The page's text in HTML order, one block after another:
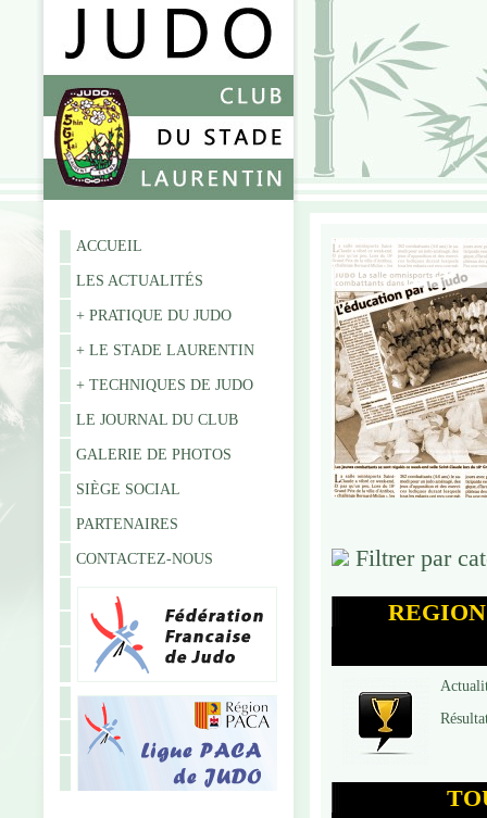
ACCUEIL
LES ACTUALITÉS
+ PRATIQUE DU JUDO
+ LE STADE LAURENTIN
+ TECHNIQUES DE JUDO
LE JOURNAL DU CLUB
GALERIE DE PHOTOS
SIÈGE SOCIAL
PARTENAIRES
CONTACTEZ-NOUS Filtrer par